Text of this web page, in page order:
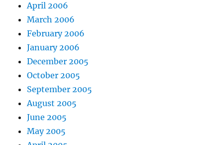
April 2006
March 2006
February 2006
January 2006
December 2005
October 2005
September 2005
August 2005
June 2005
May 2005